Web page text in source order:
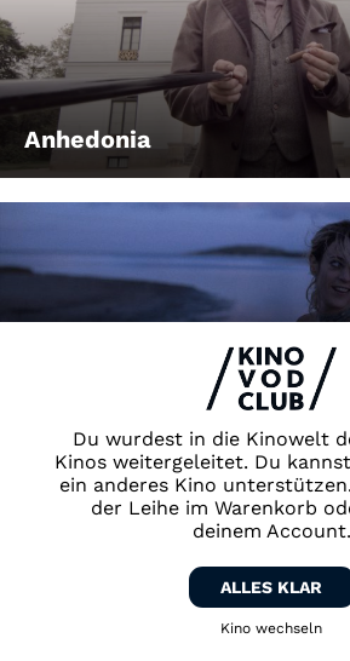
Du wurdest in die Kinowelt
Kinos weitergeleitet. Du
ein anderes Kino
der Leihe im Warenkorb
deinem Account.
ALLES KLAR
Kino wechseln
Anhedonia
Animal